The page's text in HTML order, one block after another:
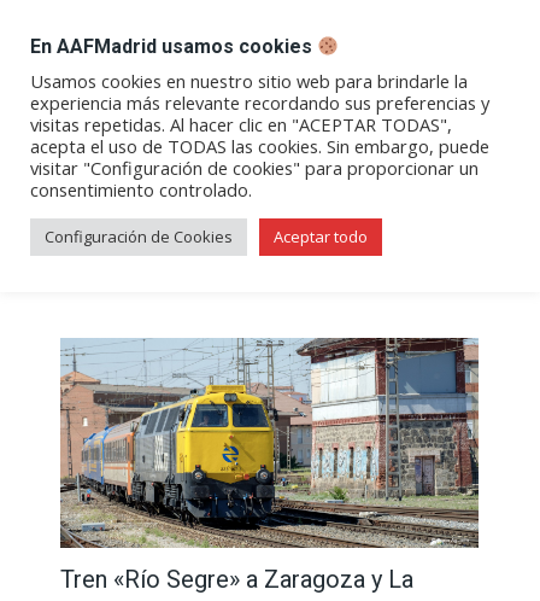
Abrir
enlace
en
una
ventana/pestaña
Abrir
enlace
en
una
ventana/pestaña
Abrir
enlace
en
una
ventana/pestaña
Abrir
enlace
en
una
Abrir
enlace
en
una
Archivos de etiqueta:tren
histórico
Tren «Río Segre» a Zaragoza y La
En AAFMadrid usamos cookies
Usamos cookies en nuestro sitio web para brindarle la
experiencia más relevante recordando sus preferencias y
visitas repetidas. Al hacer clic en "ACEPTAR TODAS",
acepta el uso de TODAS las cookies. Sin embargo, puede
visitar "Configuración de cookies" para proporcionar un
consentimiento controlado.
Configuración de Cookies Aceptar todo